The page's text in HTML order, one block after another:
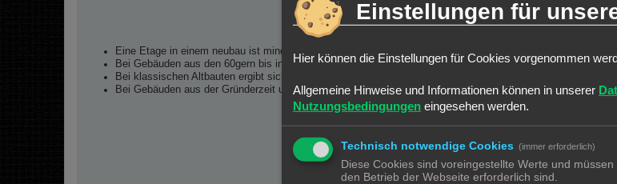
Da bietet sich an, ein solchen handelsüblichen Bausatz
Eine Etage in einem neubau ist mind. 2,65cm hoch.
Bei Gebäuden aus den 60gern bis in die 80ger dann 2,88cm hoch.
Bei klassischen Altbauten ergibt sich eine Höhe von 3,8 cm.
Bei Gebäuden aus der Gründerzeit und Aristokratie ergibt sich eine Höhe von ca 5,2 cm.
Am besten ist aber immer einen H0 Bewohner zum
Einstellungen für
Hier können die Einstellungen für Cookies vorgenommen
Allgemeine Hinweise und Informationen können in unserer
Nutzungsbedingungen eingesehen werden.
Technisch notwendige Cookies (immer erforderlich)
Diese Cookies sind voreingestellte Werte und
den Betrieb der Webseite erforderlich sind.